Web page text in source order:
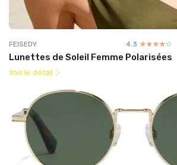
FEISEDY 4.3 ☆☆☆☆☆
★★★★★
Lunettes de Soleil Femme Polarisées
Voir le détail